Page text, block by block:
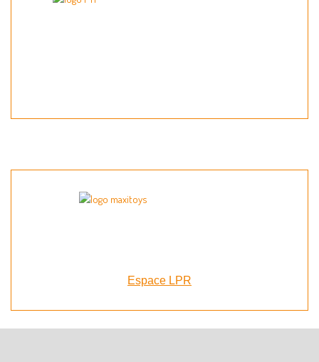
Espace LPR